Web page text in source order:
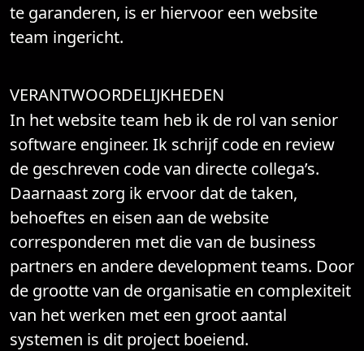
te garanderen, is er hiervoor een website
team ingericht.
VERANTWOORDELIJKHEDEN
In het website team heb ik de rol van senior
software engineer. Ik schrijf code en review
de geschreven code van directe collega’s.
Daarnaast zorg ik ervoor dat de taken,
behoeftes en eisen aan de website
corresponderen met die van de business
partners en andere development teams. Door
de grootte van de organisatie en complexiteit
van het werken met een groot aantal
systemen is dit project boeiend.